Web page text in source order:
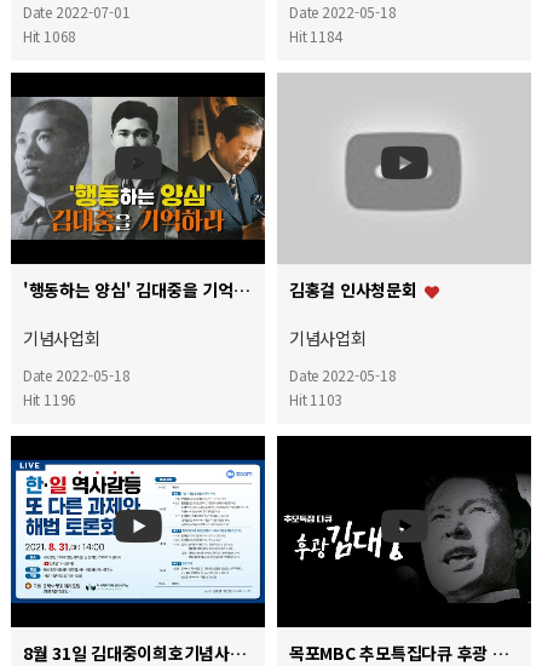
Date 2022-07-01
Hit 1068
Date 2022-05-18
Hit 1184
'행동하는 양심' 김대중을 기억하라
기념사업회
Date 2022-05-18
Hit 1196
김홍걸 인사청문회
기념사업회
Date 2022-05-18
Hit 1103
8월 31일 김대중이희호기념사업회 주관 한일 역사갈등 또 다른 과제와 해법 토론회 목포MBC 추모특집다큐 후광 김대중